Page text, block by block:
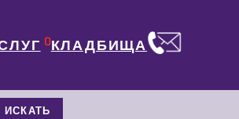
0КЛАДБИЩА
ИСКАТЬ